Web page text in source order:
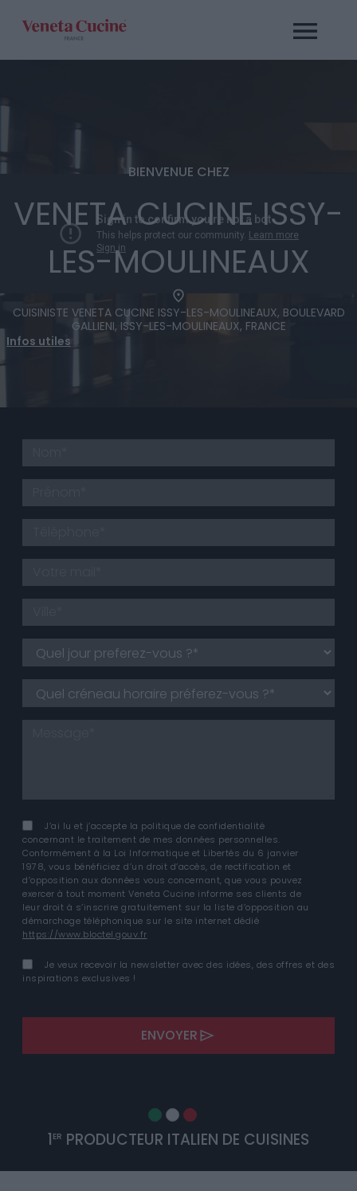
contenu
BIENVENUE CHEZ
VENETA CUCINE ISSY-
LES-MOULINEAUX
CUISINISTE VENETA CUCINE ISSY-LES-MOULINEAUX, BOULEVARD
GALLIENI, ISSY-LES-MOULINEAUX, FRANCE
Infos utiles
J’ai lu et j’accepte la politique de confidentialité
concernant le traitement de mes données personnelles.
Conformément à la Loi Informatique et Libertés du 6 janvier
1978, vous bénéficiez d’un droit d’accès, de rectification et
d’opposition aux données vous concernant, que vous pouvez
exercer à tout moment Veneta Cucine informe ses clients de
leur droit à s’inscrire gratuitement sur la liste d’opposition au
démarchage téléphonique sur le site internet dédié
https://www.bloctel.gouv.fr
Je veux recevoir la newsletter avec des idées, des offres et des
inspirations exclusives !
ENVOYER
1 ER PRODUCTEUR ITALIEN DE CUISINES